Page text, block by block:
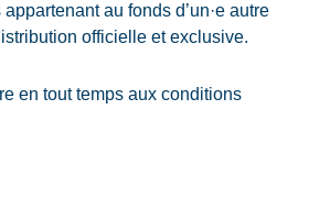
au fonds d’un·e autre
officielle et exclusive.
en tout temps aux conditions